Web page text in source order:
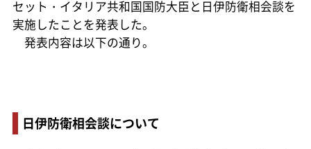
セット・イタリア共和国国防大臣と日伊防衛相会談を
実施したことを発表した。
発表内容は以下の通り。
日伊防衛相会談について